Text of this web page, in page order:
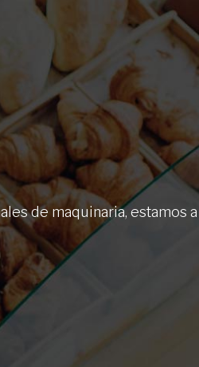
de maquinaria, estamos